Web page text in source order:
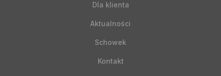
Dla klienta
Aktualności
Schowek
Kontakt